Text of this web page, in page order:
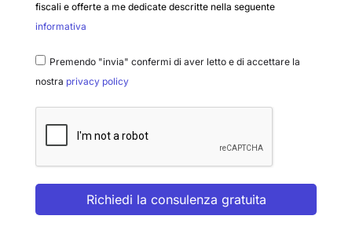
fiscali e offerte a me dedicate descritte nella seguente
informativa
Premendo "invia" confermi di aver letto e di accettare la
nostra privacy policy
Richiedi la consulenza gratuita